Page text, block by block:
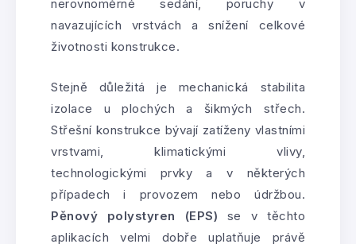
nerovnoměrné sedání, poruchy v
navazujících vrstvách a snížení celkové
životnosti konstrukce.
Stejně důležitá je mechanická stabilita
izolace u plochých a šikmých střech.
Střešní konstrukce bývají zatíženy vlastními
vrstvami, klimatickými vlivy,
technologickými prvky a v některých
případech i provozem nebo údržbou.
Pěnový polystyren (EPS) se v těchto
aplikacích velmi dobře uplatňuje právě